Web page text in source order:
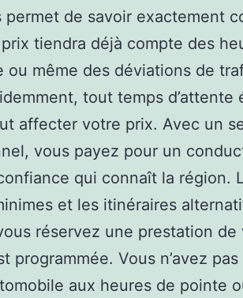
permet de savoir exactement
tiendra déjà compte des
ou même des déviations de
tout temps d’attente
affecter votre prix. Avec un
vous payez pour un
qui connaît la région.
et les itinéraires
réservez une prestation
programmée. Vous n’avez
aux heures de pointe